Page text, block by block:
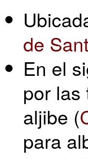
de
En el
por las
aljibe (
para